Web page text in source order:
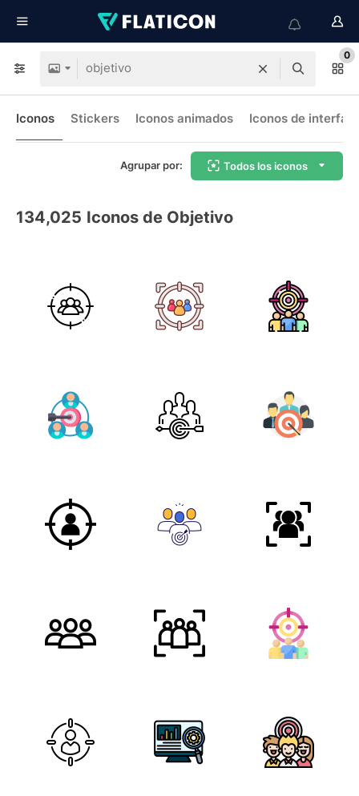
0
Iconos Stickers Iconos animados Iconos de interfaz
Agrupar por: Todos los iconos
134,025 Iconos de Objetivo